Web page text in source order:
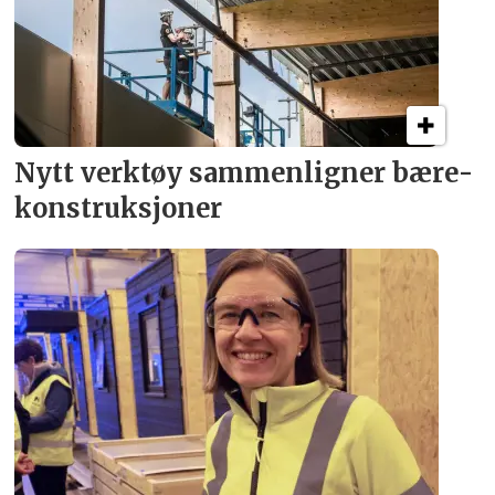
Nytt verktøy sammenligner bære­
konstruksjoner